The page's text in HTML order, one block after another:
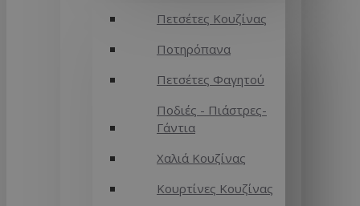
Πετσέτες Κουζίνας
Ποτηρόπανα
Πετσέτες Φαγητού
Ποδιές - Πιάστρες-
Γάντια
Χαλιά Κουζίνας
Κουρτίνες Κουζίνας